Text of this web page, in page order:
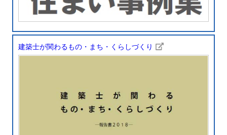
建築士が関わるもの・まち・くらしづくり